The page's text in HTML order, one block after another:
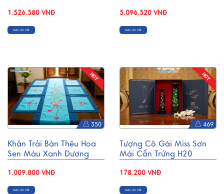
1.526.580 VNĐ
Xem chi tiết
5.096.520 VNĐ
Xem chi tiết
350
Khăn Trải Bàn Thêu Hoa
Sen Màu Xanh Dương
1.009.800 VNĐ
Xem chi tiết
469
Tượng Cô Gái Miss Sơn
Mài Cẩn Trứng H20
178.200 VNĐ
Xem chi tiết